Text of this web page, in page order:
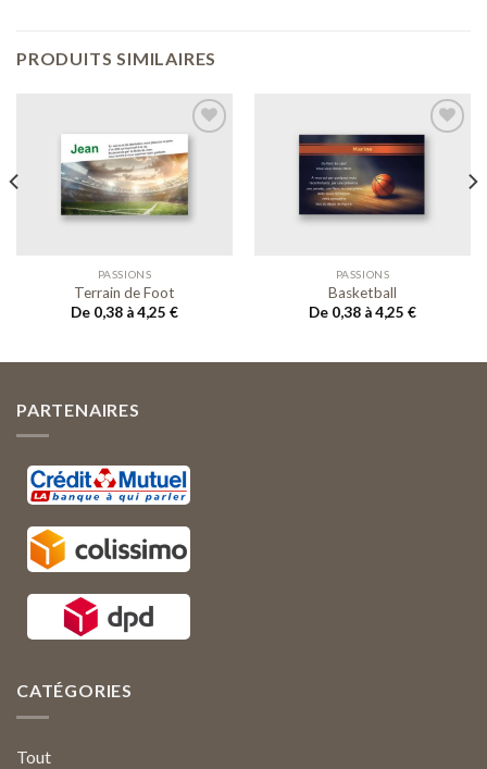
PRODUITS SIMILAIRES
Ajouter
à ma
liste de
PASSIONS
Terrain de Foot
De 0,38 à 4,25 €
Ajouter
liste de
PASSIONS
Basketball
De 0,38 à 4,25 €
PARTENAIRES
CATÉGORIES
Tout